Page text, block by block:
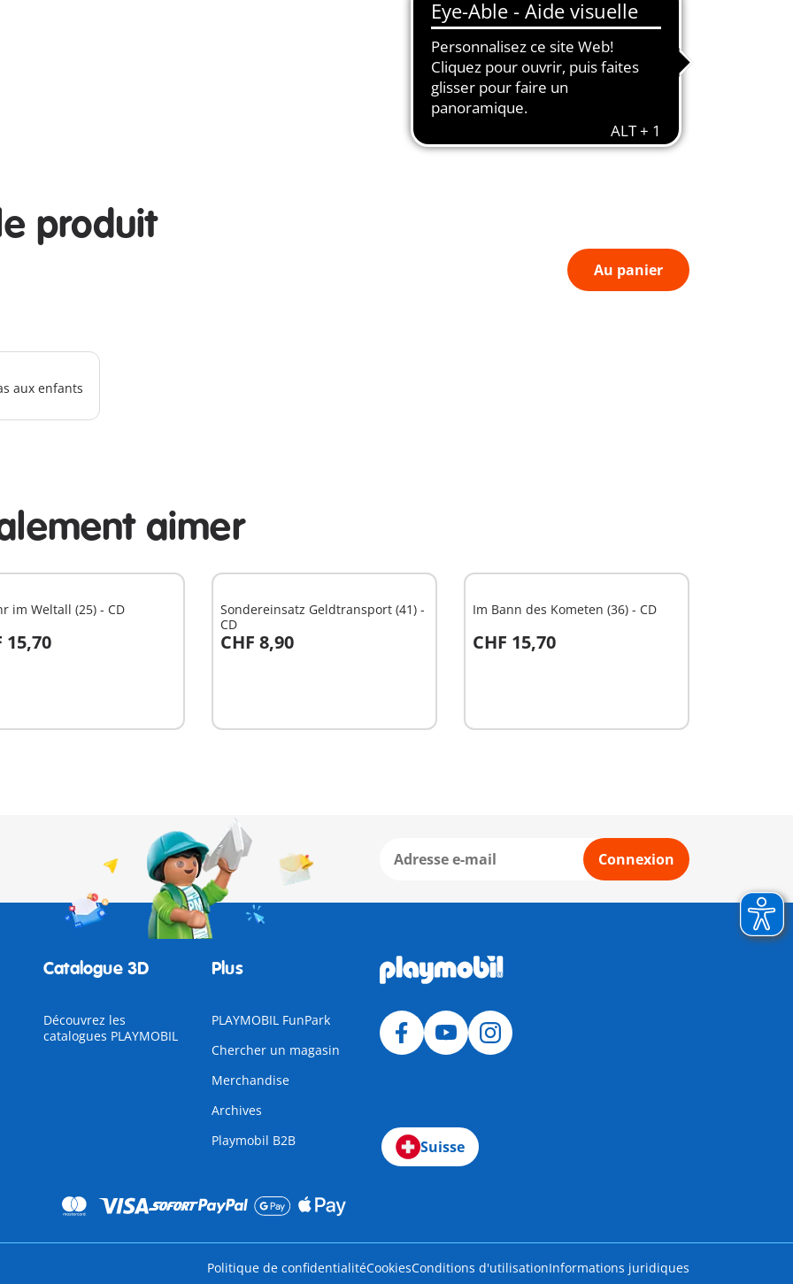
produit
Au panier
aux enfants
aimer
im Weltall (25) - CD
15,70
panier
Sondereinsatz Geldtransport (41) -
CD
CHF 8,90
Au panier
Im Bann des Kometen (36) - CD
CHF 15,70
Au panier
Connexion
Catalogue 3D
Découvrez les
catalogues PLAYMOBIL
Plus
PLAYMOBIL FunPark
Chercher un magasin
Merchandise
Archives
Playmobil B2B
Suisse
Politique de confidentialitéCookiesConditions d'utilisationInformations juridiques